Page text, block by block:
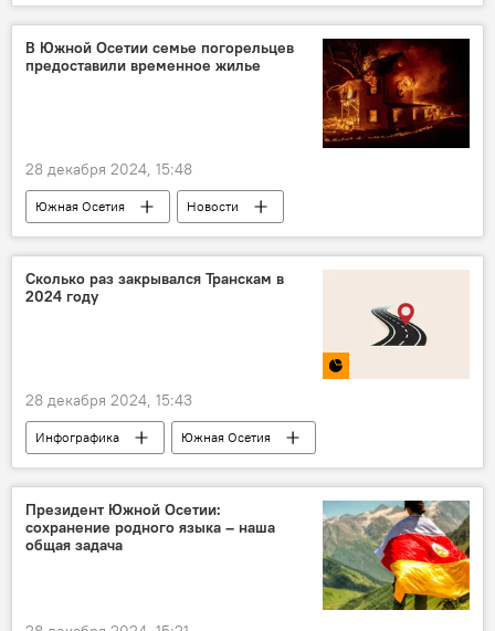
Культура
Новости
В Южной Осетии семье погорельцев
предоставили временное жилье
28 декабря 2024, 15:48
Южная Осетия
Новости
Дзауский район РЮО
Пожар
Сколько раз закрывался Транскам в
2024 году
28 декабря 2024, 15:43
Инфографика
Южная Осетия
Транскам
Президент Южной Осетии:
сохранение родного языка – наша
общая задача